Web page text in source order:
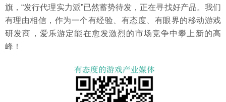
旗，“发行代理实力派”已然蓄势待发，正在寻找好产品。我们
有理由相信，作为一个有经验、有态度、有眼界的移动游戏
研发商，爱乐游定能在愈发激烈的市场竞争中攀上新的高
峰！